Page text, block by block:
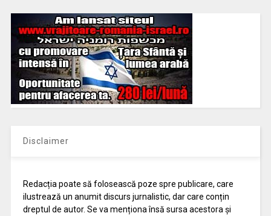
Disclaimer
Redacția poate să folosească poze spre publicare, care
ilustrează un anumit discurs jurnalistic, dar care conțin
dreptul de autor. Se va menționa însă sursa acestora și